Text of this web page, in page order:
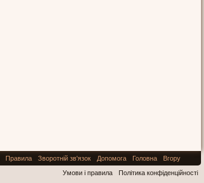
Правила Зворотній зв'язок Допомога Головна
Вгору
Умови і правила
Політика конфіденційності